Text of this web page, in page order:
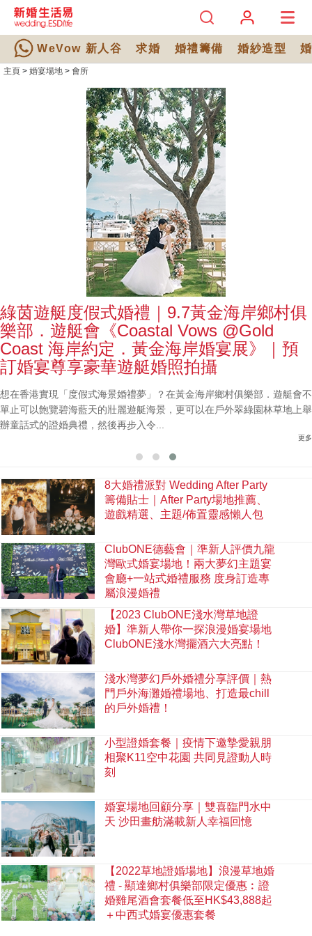
WeVow 新人谷 求婚 婚禮籌備 婚紗造型
主頁 > 婚宴場地 > 會所
綠茵遊艇度假式婚禮｜9.7黃金海岸鄉村俱
樂部．遊艇會《Coastal Vows @Gold
Coast 海岸約定．黃金海岸婚宴展》｜預
訂婚宴尊享豪華遊艇婚照拍攝
想在香港實現「度假式海景婚禮夢」？在黃金海岸鄉村俱樂部．遊艇會不
單止可以飽覽碧海藍天的壯麗遊艇海景，更可以在戶外翠綠園林草地上舉
辦童話式的證婚典禮，然後再步入令...
更多
8大婚禮派對 Wedding After Party
籌備貼士｜After Party場地推薦、
遊戲精選、主題/佈置靈感懶人包
ClubONE德藝會｜準新人評價九龍
灣歐式婚宴場地！兩大夢幻主題宴
會廳+一站式婚禮服務 度身訂造專
屬浪漫婚禮
【2023 ClubONE淺水灣草地證
婚】準新人帶你一探浪漫婚宴場地
ClubONE淺水灣擺酒六大亮點！
淺水灣夢幻戶外婚禮分享評價｜熱
門戶外海灘婚禮場地、打造最chill
的戶外婚禮！
小型證婚套餐｜疫情下邀摯愛親朋
相聚K11空中花園 共同見證動人時
刻
婚宴場地回顧分享｜雙喜臨門水中
天 沙田畫舫滿載新人幸福回憶
【2022草地證婚場地】浪漫草地婚
禮 - 顯達鄉村俱樂部限定優惠︰證
婚雞尾酒會套餐低至HK$43,888起
＋中西式婚宴優惠套餐